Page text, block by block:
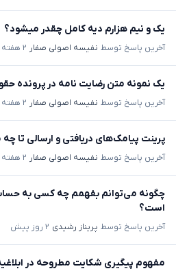
یک و نیم هزارم دیه کامل چقدر میشود؟
آخرین پاسخ توسط نفیسه اصولی صفار ۲ هفته پیش
یک نمونه متن رضایت نامه در پرونده
آخرین پاسخ توسط نفیسه اصولی صفار ۲ هفته پیش
پرینت پیامک‌های دریافتی و ارسالی تا
آخرین پاسخ توسط نفیسه اصولی صفار ۲ هفته پیش
چگونه می‌توانم بفهمم چه کسی به
است؟
آخرین پاسخ توسط پریناز رشیدی ۲ روز پیش
مفهوم پیگیری شکایت مطروحه در